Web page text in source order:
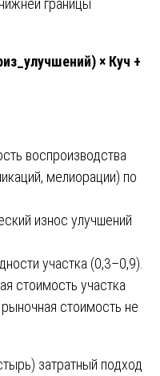
границы
× Куч +
воспроизводства
мелиорации) по
износ улучшений
участка (0,3–0,9).
стоимость участка
стоимость не
затратный подход